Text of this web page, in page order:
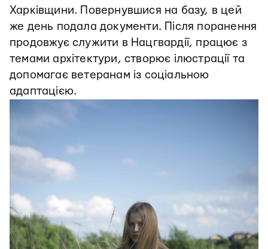
Харківщини. Повернувшися на базу, в цей
же день подала документи. Після поранення
продовжує служити в Нацгвардії, працює з
темами архітектури, створює ілюстрації та
допомагає ветеранам із соціальною
адаптацією.